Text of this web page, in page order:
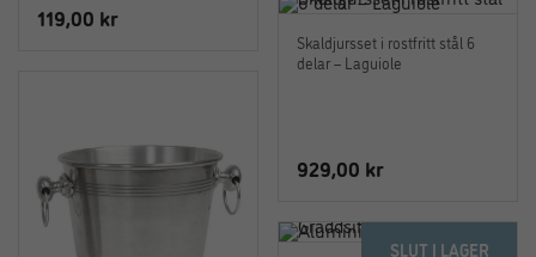
119,00 kr
Skaldjursset i rostfritt stål 6
delar – Laguiole
929,00 kr
SLUT I LAGER